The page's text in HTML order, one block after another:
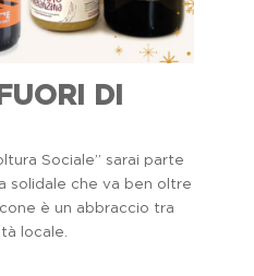
DI
Sociale” sarai parte
solidale che va ben oltre
è un abbraccio tra
locale.